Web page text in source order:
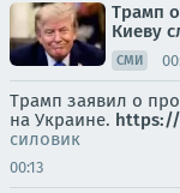
Трамп
Киеву
СМИ
Трамп заявил о
на Украине.
силовик
00:13